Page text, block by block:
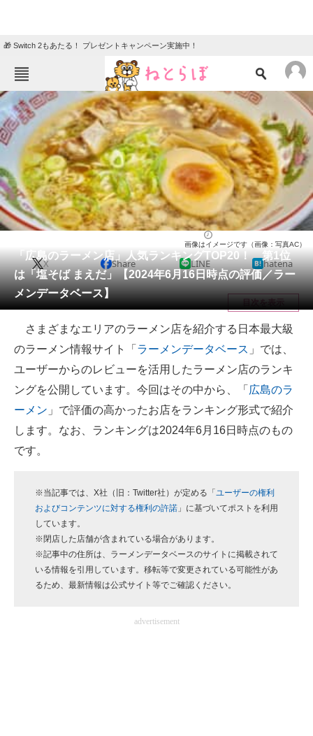
🎁 Switch 2もあたる！ プレゼントキャンペーン実施中！
ねとらぼメニュー
TOP ニュース
エンタメ クイズ
グルメ 地域
住まい 教育・育児
動物 リサーチ
会員記事
メディア
注目記事を集めた総合ページ
ITの今と未来を見通す
スマホと通信の最新トレンド
進化するPCとデバイスの未来
好きが集まる 比べて選べる
AI活用のいまが分かる
企業ITのトレンドを詳説
経営リーダーのコミュニティ
マーケ×ITの今がよく分かる
「広島のラーメン店」人気ランキングTOP20！ 第1位
は「塩そば まえだ」【2024年6月16日時点の評価／ラー
メンデータベース】
画像はイメージです（画像：写真AC）
X Share LINE hatena
目次を表示
さまざまなエリアのラーメン店を紹介する日本最大級
のラーメン情報サイト「 ラーメンデータベース 」では、
ユーザーからのレビューを活用したラーメン店のランキ
ングを公開しています。今回はその中から、「 広島のラ
ーメン 」で評価の高かったお店をランキング形式で紹介
します。なお、ランキングは2024年6月16日時点のもの
です。
※当記事では、X社（旧：Twitter社）が定める「 ユーザーの権利
およびコンテンツに対する権利の許諾 」に基づいてポストを利用
しています。
※閉店した店舗が含まれている場合があります。
※記事中の住所は、ラーメンデータベースのサイトに掲載されて
いる情報を引用しています。移転等で変更されている可能性があ
るため、最新情報は公式サイト等でご確認ください。
advertisement